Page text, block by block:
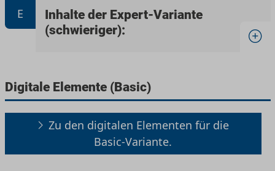
E
Inhalte der Expert-Variante
(schwieriger):
Digitale Elemente (Basic)
Zu den digitalen Elementen für die
Basic-Variante.